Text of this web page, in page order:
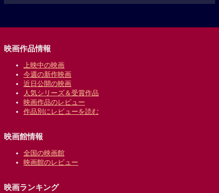
映画作品情報
上映中の映画
今週の新作映画
近日公開の映画
人気シリーズ＆受賞作品
映画作品のレビュー
作品別にレビューを読む
映画館情報
全国の映画館
映画館のレビュー
映画ランキング